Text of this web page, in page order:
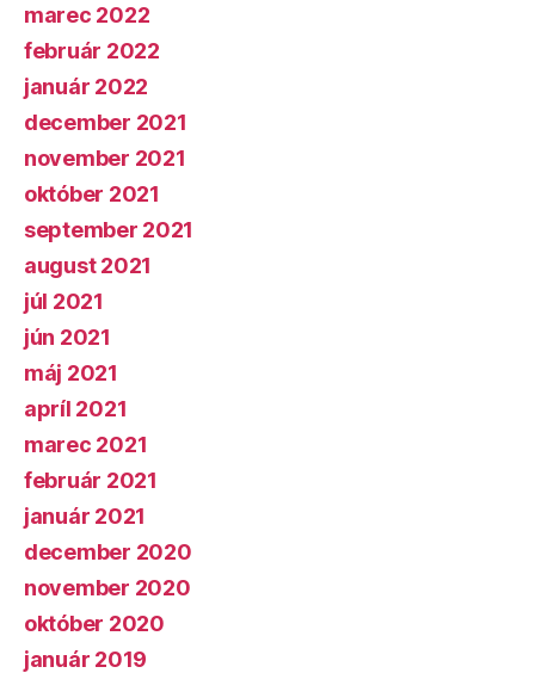
marec 2022
február 2022
január 2022
december 2021
november 2021
október 2021
september 2021
august 2021
júl 2021
jún 2021
máj 2021
apríl 2021
marec 2021
február 2021
január 2021
december 2020
november 2020
október 2020
január 2019